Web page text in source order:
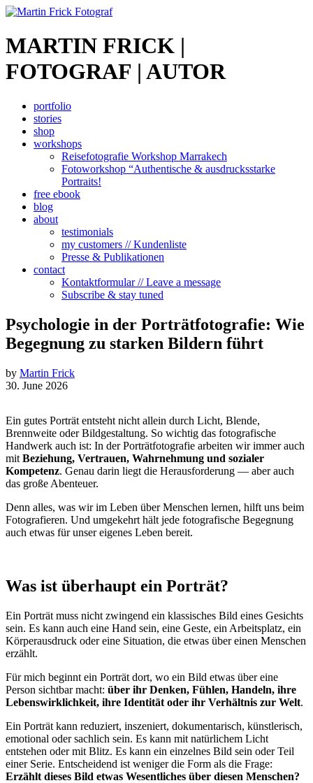
MARTIN FRICK |
FOTOGRAF | AUTOR
portfolio
stories
shop
workshops
Reisefotografie Workshop Marrakech
Fotoworkshop “Authentische & ausdrucksstarke
Portraits!
free ebook
blog
about
testimonials
my customers // Kundenliste
Presse & Publikationen
contact
Kontaktformular // Leave a message
Subscribe & stay tuned
Psychologie in der Porträtfotografie: Wie
Begegnung zu starken Bildern führt
by Martin Frick
30. June 2026
Ein gutes Porträt entsteht nicht allein durch Licht, Blende,
Brennweite oder Bildgestaltung. So wichtig das fotografische
Handwerk auch ist: In der Porträtfotografie arbeiten wir immer auch
mit Beziehung, Vertrauen, Wahrnehmung und sozialer
Kompetenz. Genau darin liegt die Herausforderung — aber auch
das große Abenteuer.
Denn alles, was wir im Leben über Menschen lernen, hilft uns beim
Fotografieren. Und umgekehrt hält jede fotografische Begegnung
auch etwas für unser eigenes Leben bereit.
Was ist überhaupt ein Porträt?
Ein Porträt muss nicht zwingend ein klassisches Bild eines Gesichts
sein. Es kann auch eine Hand sein, eine Geste, ein Arbeitsplatz, ein
Körperausdruck oder eine Situation, die etwas über einen Menschen
erzählt.
Für mich beginnt ein Porträt dort, wo ein Bild etwas über eine
Person sichtbar macht: über ihr Denken, Fühlen, Handeln, ihre
Lebenswirklichkeit, ihre Identität oder ihr Verhältnis zur Welt.
Ein Porträt kann reduziert, inszeniert, dokumentarisch, künstlerisch,
emotional oder sachlich sein. Es kann mit natürlichem Licht
entstehen oder mit Blitz. Es kann ein einzelnes Bild sein oder Teil
einer Serie. Entscheidend ist weniger die Form als die Frage:
Erzählt dieses Bild etwas Wesentliches über diesen Menschen?